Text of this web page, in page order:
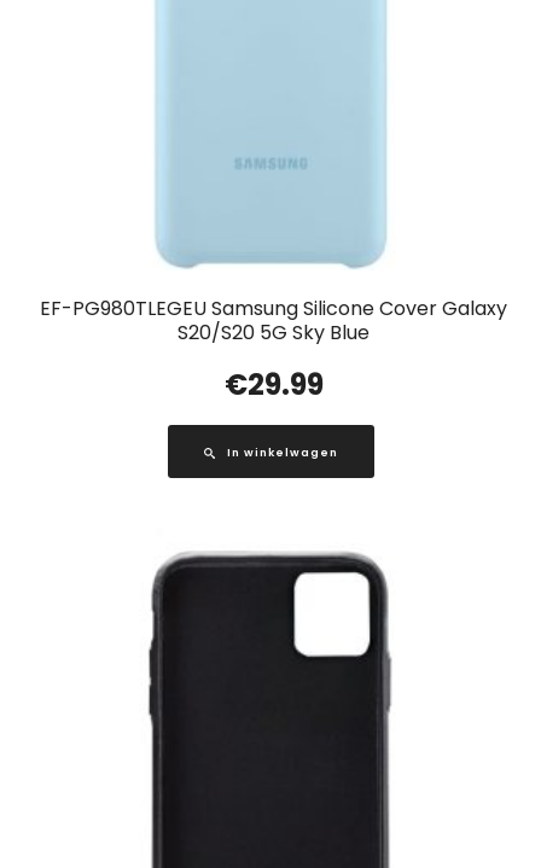
EF-PG980TLEGEU Samsung Silicone Cover Galaxy
S20/S20 5G Sky Blue
€29.99
In winkelwagen